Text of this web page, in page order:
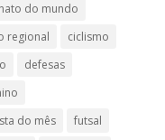
do mundo
regional
ciclismo
defesas
do mês
futsal